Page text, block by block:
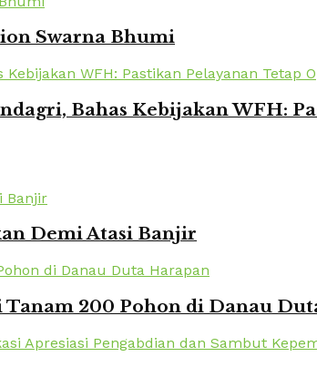
Swarna Bhumi
Bahas Kebijakan WFH:
Demi Atasi Banjir
200 Pohon di Danau